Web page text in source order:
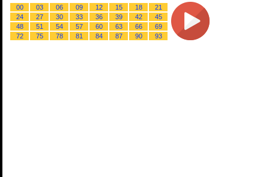
00 03 06 09 12 15 18
21
24
27 30 33 36 39 42
45
48
51 54 57 60 63 66
69
72
75 78 81 84 87 90 93